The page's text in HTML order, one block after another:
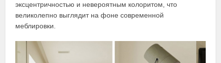
эксцентричностью и невероятным колоритом, что
великолепно выглядит на фоне современной
меблировки.